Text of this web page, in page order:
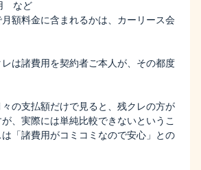
など
額料金に含まれるかは、カーリース会
は諸費用を契約者ご本人が、その都度
の支払額だけで見ると、残クレの方が
、実際には単純比較できないというこ
「諸費用がコミコミなので安心」との